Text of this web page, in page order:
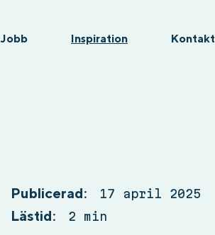
Jobb Inspiration Kontakt
Publicerad: 17 april 2025
Lästid: 2 min